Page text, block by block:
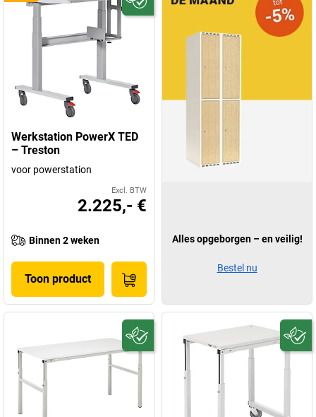
Werkstation PowerX TED
– Treston
voor powerstation
Excl. BTW
2.225,- €
Binnen 2 weken
Toon product
Alles opgeborgen – en veilig!
Bestel nu